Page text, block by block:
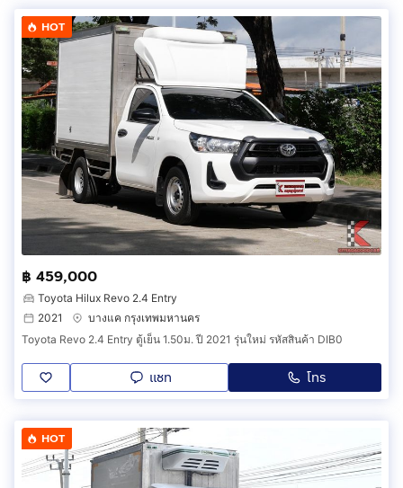
HOT
฿ 459,000
Toyota Hilux Revo 2.4 Entry
2021
บางแค กรุงเทพมหานคร
Toyota Revo 2.4 Entry ตู้เย็น 1.50ม. ปี 2021 รุ่นใหม่ รหัสสินค้า DIB0
แชท โทร
HOT